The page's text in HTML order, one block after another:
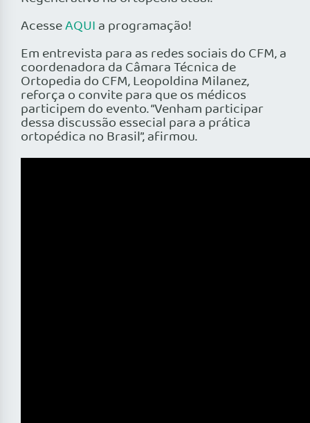
AcesseAQUI a programação!
Em entrevista para as redes sociais do CFM, a
coordenadora da Câmara Técnica de
Ortopedia do CFM, Leopoldina Milanez,
reforça o convite para que os médicos
participem do evento. “Venham participar
dessa discussão essecial para a prática
ortopédica no Brasil”, afirmou.